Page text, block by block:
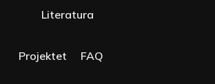
Literatura
Projektet FAQ